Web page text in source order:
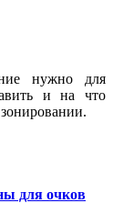
нужно для
и на что
для очков